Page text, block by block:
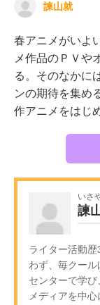
諫山就
春アニメがいよ
メ作品のＰＶや
る。そのなかに
ンの期待を集め
作アニメをはじ
いさ
諫
ライター活動
わず、毎クー
センターで学
メディアを中